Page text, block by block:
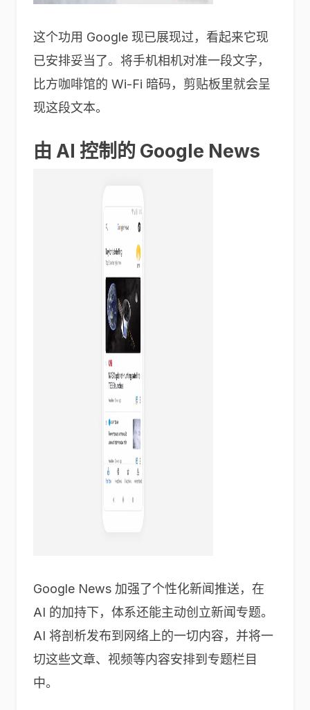
这个功用 Google 现已展现过，看起来它现
已安排妥当了。将手机相机对准一段文字，
比方咖啡馆的 Wi-Fi 暗码，剪贴板里就会呈
现这段文本。
由 AI 控制的 Google News
Google News 加强了个性化新闻推送，在
AI 的加持下，体系还能主动创立新闻专题。
AI 将剖析发布到网络上的一切内容，并将一
切这些文章、视频等内容安排到专题栏目
中。